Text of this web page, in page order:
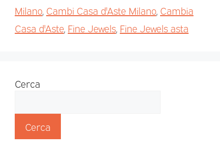
Milano, Cambi Casa d'Aste Milano, Cambia
Casa d'Aste, Fine Jewels, Fine Jewels asta
Cerca
Cerca